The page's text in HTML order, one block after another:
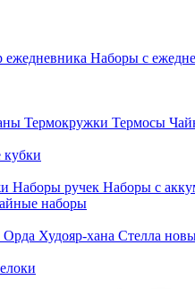
ежедневника Наборы с
Термокружки Термосы
кубки
Наборы ручек Наборы с
наборы
Орда Худояр-хана Стелла